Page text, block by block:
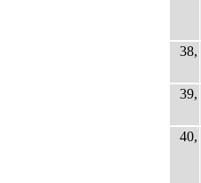
38,
39,
40,